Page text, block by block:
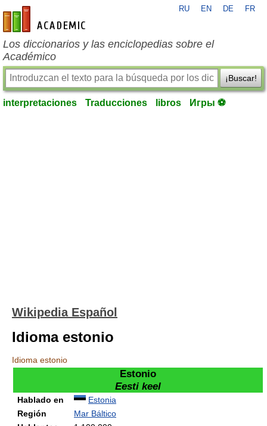
es-academic.com
RU EN DE FR
Los diccionarios y las enciclopedias sobre el
Académico
¡Buscar!
interpretaciones Traducciones libros Игры ⚽
Wikipedia Español
Idioma estonio
Idioma estonio
Estonio
Eesti keel
Hablado en
Estonia
Región
Mar Báltico